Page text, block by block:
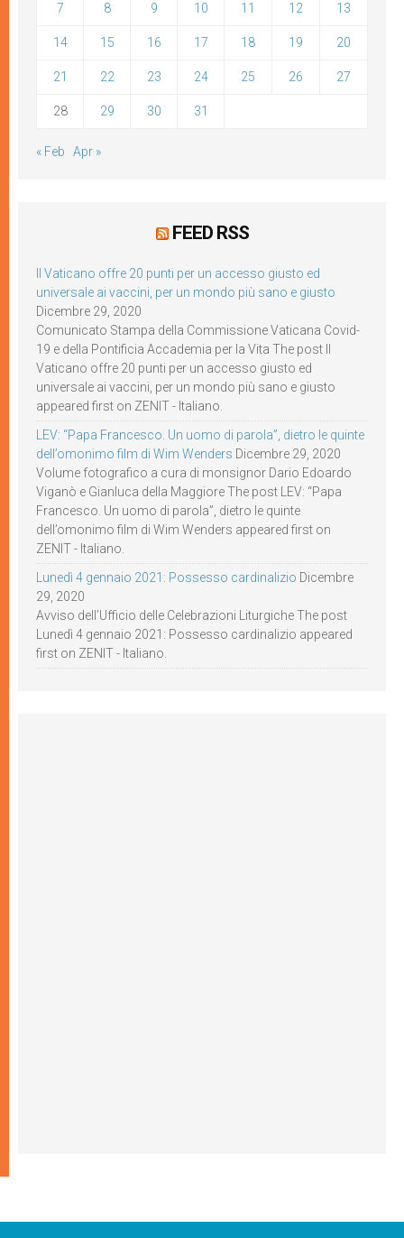
7 8 9 10 11 12 13
14 15 16 17 18 19 20
21 22 23 24 25 26 27
28 29 30 31
« Feb Apr »
FEED RSS
Il Vaticano offre 20 punti per un accesso giusto ed
universale ai vaccini, per un mondo più sano e giusto
Dicembre 29, 2020
Comunicato Stampa della Commissione Vaticana Covid-
19 e della Pontificia Accademia per la Vita The post Il
Vaticano offre 20 punti per un accesso giusto ed
universale ai vaccini, per un mondo più sano e giusto
appeared first on ZENIT - Italiano.
LEV: “Papa Francesco. Un uomo di parola”, dietro le quinte
dell’omonimo film di Wim Wenders Dicembre 29, 2020
Volume fotografico a cura di monsignor Dario Edoardo
Viganò e Gianluca della Maggiore The post LEV: “Papa
Francesco. Un uomo di parola”, dietro le quinte
dell’omonimo film di Wim Wenders appeared first on
ZENIT - Italiano.
Lunedì 4 gennaio 2021: Possesso cardinalizio Dicembre
29, 2020
Avviso dell’Ufficio delle Celebrazioni Liturgiche The post
Lunedì 4 gennaio 2021: Possesso cardinalizio appeared
first on ZENIT - Italiano.